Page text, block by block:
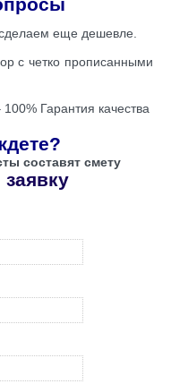
еще дешевле.
с четко прописанными
Гарантия качества
составят смету